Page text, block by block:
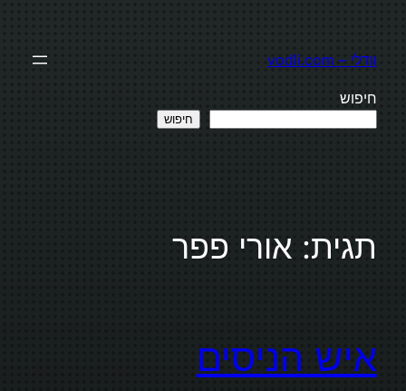
וודלי – vodli.com
חיפוש
חיפוש
תגית: אורי פפר
איש הניסים